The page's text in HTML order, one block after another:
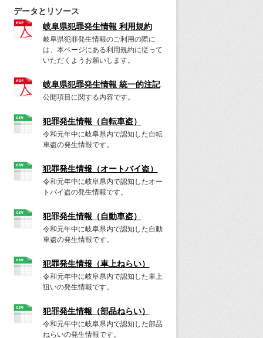
データとリソース
岐阜県犯罪発生情報 利用規約
岐阜県犯罪発生情報のご利用の際に
は、本ページにある利用規約に従って
いただくようお願いします。
岐阜県犯罪発生情報 統一的注記
公開項目に関する内容です。
犯罪発生情報（自転車盗）
令和元年中に岐阜県内で認知した自転
車盗の発生情報です。
犯罪発生情報（オートバイ盗）
令和元年中に岐阜県内で認知したオー
トバイ盗の発生情報です。
犯罪発生情報（自動車盗）
令和元年中に岐阜県内で認知した自動
車盗の発生情報です。
犯罪発生情報（車上ねらい）
令和元年中に岐阜県内で認知した車上
狙いの発生情報です。
犯罪発生情報（部品ねらい）
令和元年中に岐阜県内で認知した部品
ねらいの発生情報です。